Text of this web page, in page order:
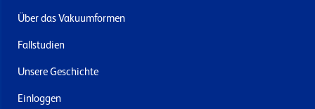
Über das Vakuumformen
Fallstudien
Unsere Geschichte
Einloggen